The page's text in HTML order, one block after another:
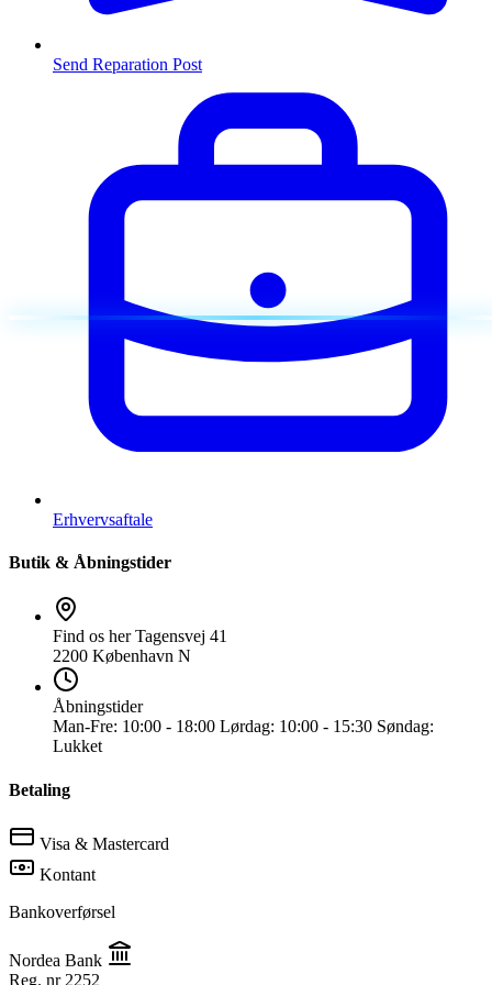
Send Reparation Post
Erhvervsaftale
Butik & Åbningstider
Find os her Tagensvej 41
2200 København N
Åbningstider
Man-Fre: 10:00 - 18:00 Lørdag: 10:00 - 15:30 Søndag:
Lukket
Betaling
Visa & Mastercard
Kontant
Bankoverførsel
Nordea Bank
Reg. nr 2252